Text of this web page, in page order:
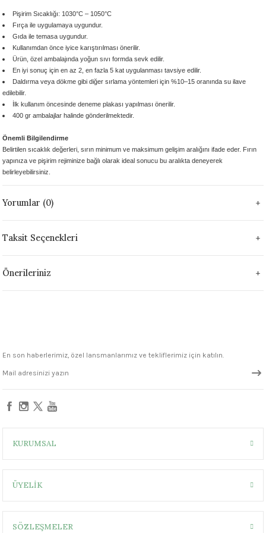
1305 °C
- 1222 °C
- 1046 °C
1046 °C
°C
Pişirim Sıcaklığı: 1030°C – 1050°C
Fırça ile uygulamaya uygundur.
Gıda ile temasa uygundur.
Kullanımdan önce iyice karıştırılması önerilir.
Ürün, özel ambalajında yoğun sıvı formdasevk edilir.
En iyi sonuç için en az 2, en fazla 5 katuygulanması tavsiye edilir.
Daldırma veya dökme gibi diğer sırlama yöntemleri için %10–15 oranında su ilave
edilebilir.
İlk kullanım öncesinde deneme plakası yapılması önerilir.
400 gr ambalajlarhalinde gönderilmektedir.
Önemli Bilgilendirme
Belirtilen sıcaklık değerleri, sırın minimum ve maksimum gelişim aralığını ifade eder. Fırın
yapınıza ve pişirim rejiminize bağlı olarak ideal sonucu bu aralıkta deneyerek
belirleyebilirsiniz.
Yorumlar (0)
Taksit Seçenekleri
Önerileriniz
En son haberlerimiz, özel lansmanlarımız ve tekliflerimiz için katılın.
KURUMSAL
ÜYELİK
SÖZLEŞMELER